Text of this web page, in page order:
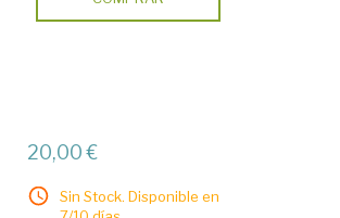
20,00 €
Sin Stock. Disponible en